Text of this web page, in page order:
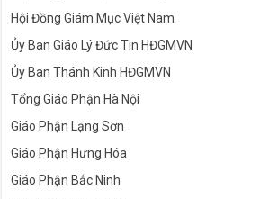
Hội Đồng Giám Mục Việt Nam
Ủy Ban Giáo Lý Đức Tin HĐGMVN
Ủy Ban Thánh Kinh HĐGMVN
Tổng Giáo Phận Hà Nội
Giáo Phận Lạng Sơn
Giáo Phận Hưng Hóa
Giáo Phận Bắc Ninh